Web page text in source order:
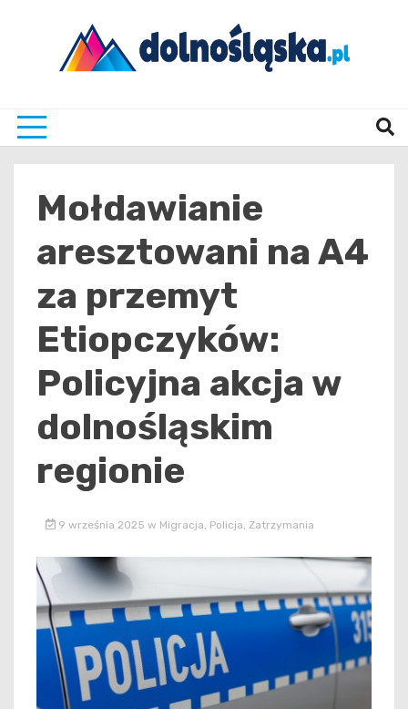
Mołdawianie
aresztowani na A4
za przemyt
Etiopczyków:
Policyjna akcja w
dolnośląskim
regionie
9 września 2025 w Migracja Policja Zatrzymania